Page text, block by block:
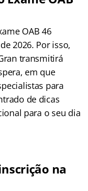
OAB 46
2026. Por isso,
transmitirá
em que
para
de dicas
para o seu dia
na